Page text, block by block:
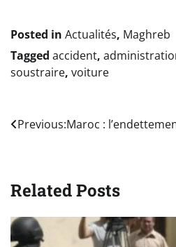
Posted in Actualités, Maghreb
Tagged accident,
soustraire, voiture
Navigation
l’article
Previous:Maroc :
Related Posts